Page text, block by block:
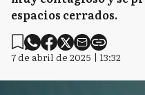
espacios cerrados.
7 de abril de 2025 | 13:32